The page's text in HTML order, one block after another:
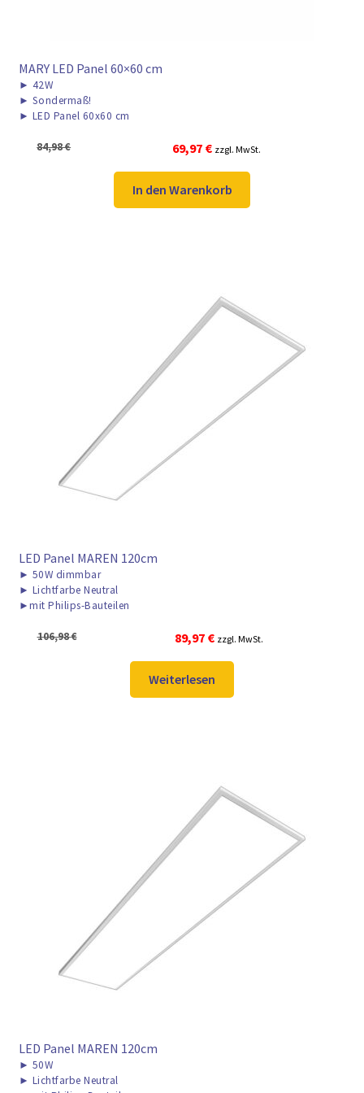
MARY LED Panel 60×60 cm
► 42W
► Sondermaß!
► LED Panel 60x60 cm
84,98€
Ursprünglicher
Preis
war:
84,98 €
69,97 €Aktueller
Preis
ist:
69,97 €.
zzgl. MwSt.
In den Warenkorb
LED Panel MAREN 120cm
► 50W dimmbar
► Lichtfarbe Neutral
►mit Philips-Bauteilen
106,98€
Ursprünglicher
Preis
war:
106,98 €
89,97 €Aktueller
Preis
ist:
89,97 €.
zzgl. MwSt.
Weiterlesen
LED Panel MAREN 120cm
► 50W
► Lichtfarbe Neutral